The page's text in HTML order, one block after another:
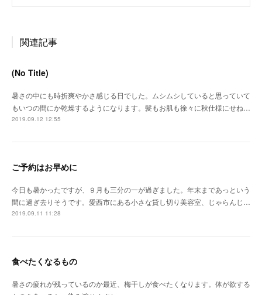
関連記事
(No Title)
暑さの中にも時折爽やかさ感じる日でした。ムシムシしていると思っていて
もいつの間にか乾燥するようになります。髪もお肌も徐々に秋仕様にせね…
2019.09.12 12:55
ご予約はお早めに
今日も暑かったですが、９月も三分の一が過ぎました。年末まであっという
間に過ぎ去りそうです。愛西市にある小さな貸し切り美容室、じゃらんじ…
2019.09.11 11:28
食べたくなるもの
暑さの疲れが残っているのか最近、梅干しが食べたくなります。体が欲する